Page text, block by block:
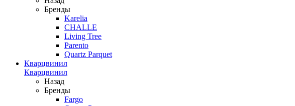
Бренды
Karelia
CHALLE
Living Tree
Parento
Quartz Parquet
Кварцвинил
Кварцвинил
Назад
Бренды
Fargo